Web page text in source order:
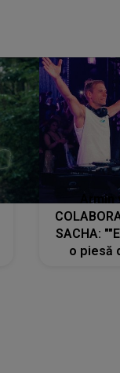
SACHA:
o piesă